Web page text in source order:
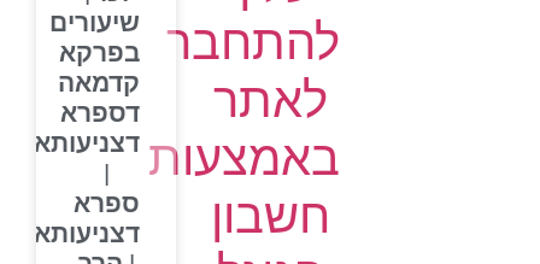
להתחבר
לאתר
באמצעות
חשבון
שיעורים
בפרקא
קדמאה
דספרא
דצניעותא
ספרא
דצניעותא